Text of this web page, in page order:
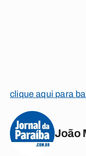
clique aqui para
João